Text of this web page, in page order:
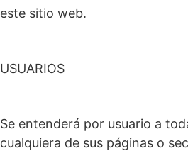
este sitio web.
USUARIOS
Se entenderá por usuario a
cualquiera de sus páginas o